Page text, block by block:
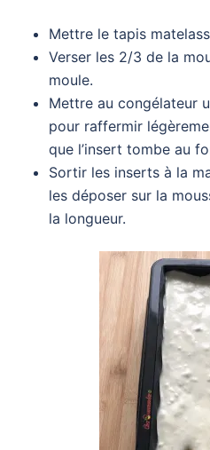
Mettre le tapis
Verser les 2/3 de la
moule.
Mettre au congélateur
pour raffermir
que l’insert tombe au
Sortir les inserts à la
les déposer sur la
la longueur.